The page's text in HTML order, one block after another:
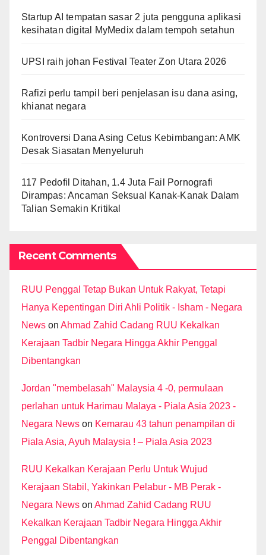
Startup AI tempatan sasar 2 juta pengguna aplikasi
kesihatan digital MyMedix dalam tempoh setahun
UPSI raih johan Festival Teater Zon Utara 2026
Rafizi perlu tampil beri penjelasan isu dana asing,
khianat negara
Kontroversi Dana Asing Cetus Kebimbangan: AMK
Desak Siasatan Menyeluruh
117 Pedofil Ditahan, 1.4 Juta Fail Pornografi
Dirampas: Ancaman Seksual Kanak-Kanak Dalam
Talian Semakin Kritikal
Recent Comments
RUU Penggal Tetap Bukan Untuk Rakyat, Tetapi
Hanya Kepentingan Diri Ahli Politik - Isham - Negara
News on Ahmad Zahid Cadang RUU Kekalkan
Kerajaan Tadbir Negara Hingga Akhir Penggal
Dibentangkan
Jordan "membelasah" Malaysia 4 -0, permulaan
perlahan untuk Harimau Malaya - Piala Asia 2023 -
Negara News on Kemarau 43 tahun penampilan di
Piala Asia, Ayuh Malaysia ! – Piala Asia 2023
RUU Kekalkan Kerajaan Perlu Untuk Wujud
Kerajaan Stabil, Yakinkan Pelabur - MB Perak -
Negara News on Ahmad Zahid Cadang RUU
Kekalkan Kerajaan Tadbir Negara Hingga Akhir
Penggal Dibentangkan